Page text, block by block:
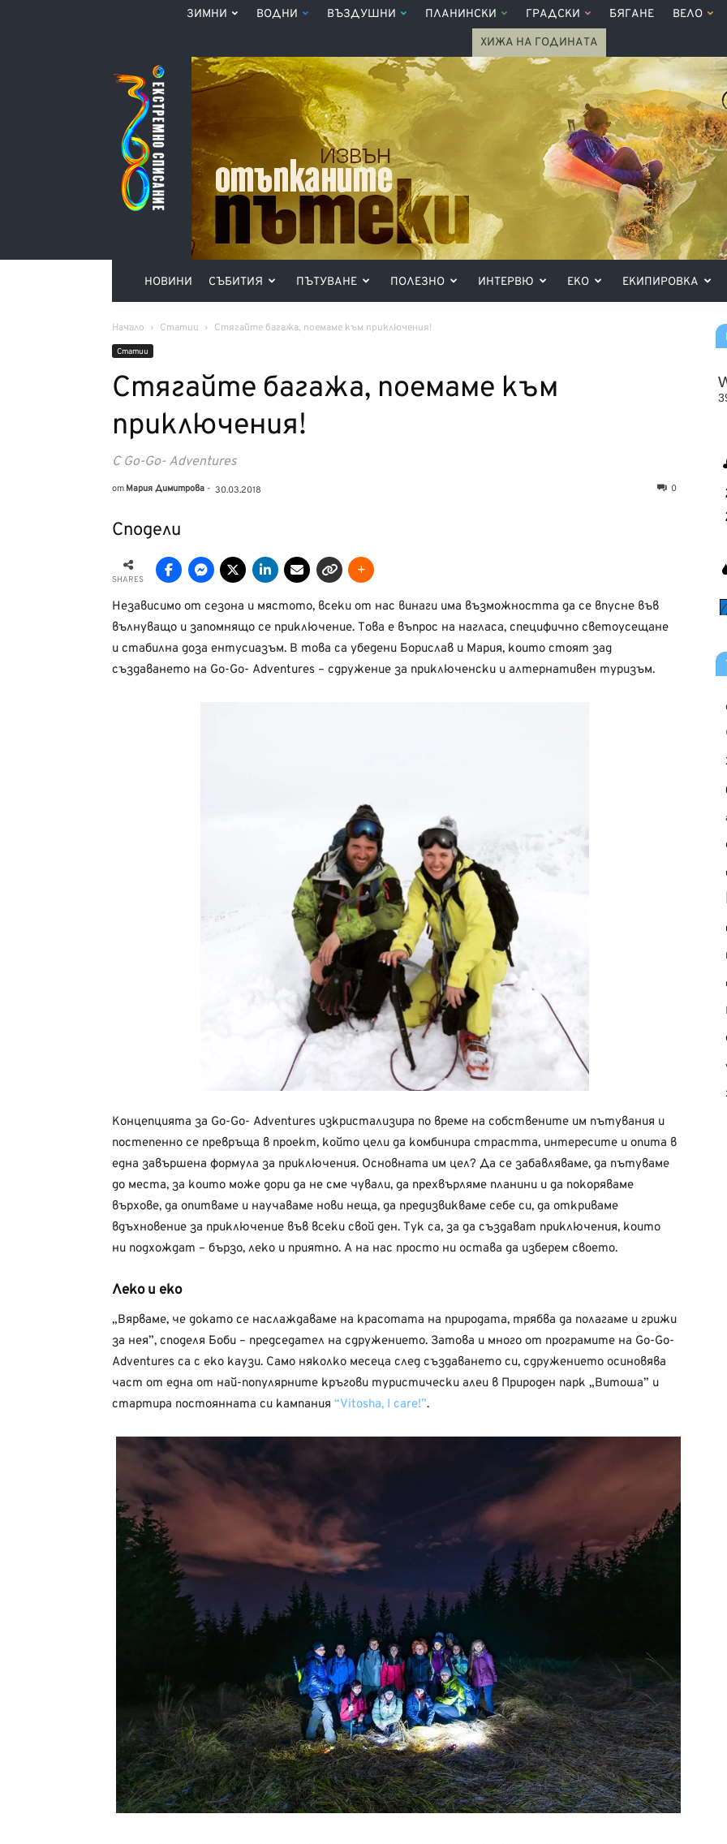
ЗИМНИ ВОДНИ ВЪЗДУШНИ ПЛАНИНСКИ ГРАДСКИ БЯГАНЕ ВЕЛО
ХИЖА НА ГОДИНАТА
Списание
360°
НОВИНИ СЪБИТИЯ ПЪТУВАНЕ ПОЛЕЗНО ИНТЕРВЮ ЕКО ЕКИПИРОВКА
Начало Статии Стягайте багажа, поемаме към приключения!
Статии
Стягайте багажа, поемаме към
приключения!
С Go-Go- Adventures
от Мария Димитрова - 30.03.2018 0
Сподели
SHARES
Независимо от сезона и мястото, всеки от нас винаги има възможността да се впусне във
вълнуващо и запомнящо се приключение. Това е въпрос на нагласа, специфично светоусещане
и стабилна доза ентусиазъм. В това са убедени Борислав и Мария, които стоят зад
създаването на Go-Go- Adventures – сдружение за приключенски и алтернативен туризъм.
Концепцията за Go-Go- Adventures изкристализира по време на собствените им пътувания и
постепенно се превръща в проект, който цели да комбинира страстта, интересите и опита в
една завършена формула за приключения. Основната им цел? Да се забавляваме, да пътуваме
до места, за които може дори да не сме чували, да прехвърляме планини и да покоряваме
върхове, да опитваме и научаваме нови неща, да предизвикваме себе си, да откриваме
вдъхновение за приключение във всеки свой ден. Тук са, за да създават приключения, които
ни подхождат – бързо, леко и приятно. А на нас просто ни остава да изберем своето.
Леко и еко
„Вярваме, че докато се наслаждаваме на красотата на природата, трябва да полагаме и грижи
за нея”, споделя Боби – председател на сдружението. Затова и много от програмите на Go-Go-
Adventures са с еко каузи. Само няколко месеца след създаването си, сдружението осиновява
част от една от най-популярните кръгови туристически алеи в Природен парк „Витоша” и
стартира постоянната си кампания “Vitosha, I care!”.